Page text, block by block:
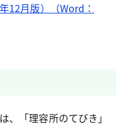
12月版）（Word：
、「理容所のてびき」